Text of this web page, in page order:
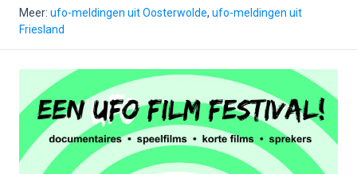
Meer: ufo-meldingen uit Oosterwolde, ufo-meldingen uit
Friesland